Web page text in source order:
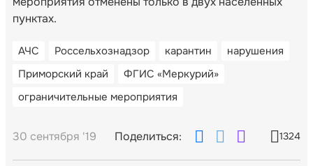
пунктах.
АЧС Россельхознадзор карантин
нарушения
Приморский край
ФГИС «Меркурий»
ограничительные мероприятия
30 сентября '19 Поделиться: 1324